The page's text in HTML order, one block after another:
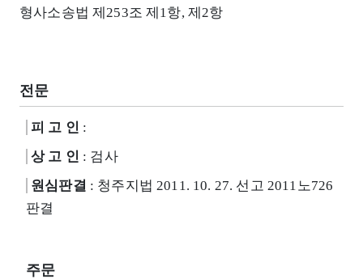
형사소송법 제253조 제1항, 제2항
전문
피 고 인 :
상 고 인 : 검사
원심판결 : 청주지법 2011. 10. 27. 선고 2011노726
판결
주문